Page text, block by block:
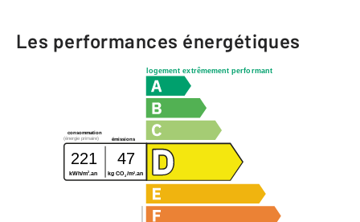
Les performances énergétiques
logement extrêmement performant
consommation
émissions
(énergie primaire)
221 47
kWh/m2.an kg CO2 /m2 .an